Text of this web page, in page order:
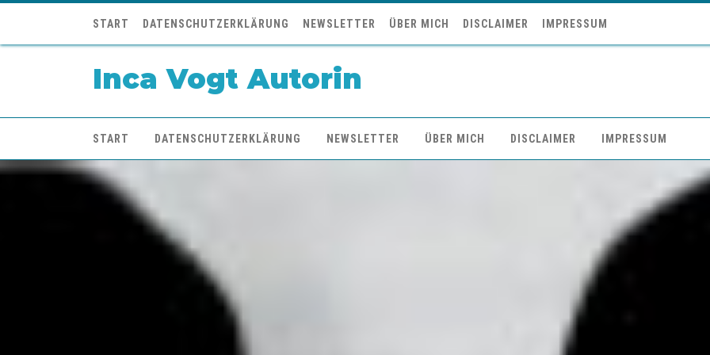
START DATENSCHUTZERKLÄRUNG NEWSLETTER ÜBER MICH DISCLAIMER IMPRESSUM
Inca Vogt Autorin
START DATENSCHUTZERKLÄRUNG NEWSLETTER ÜBER MICH DISCLAIMER IMPRESSUM